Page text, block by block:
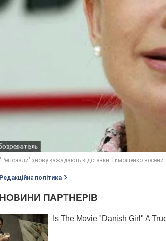
Редакційна політика